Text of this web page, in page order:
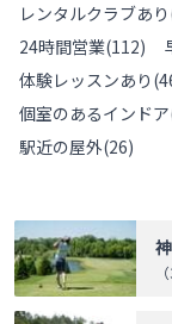
レンタルクラブあり
24時間営業(112)
体験レッスンあり (
個室のあるインドア
駅近の屋外(26)
（